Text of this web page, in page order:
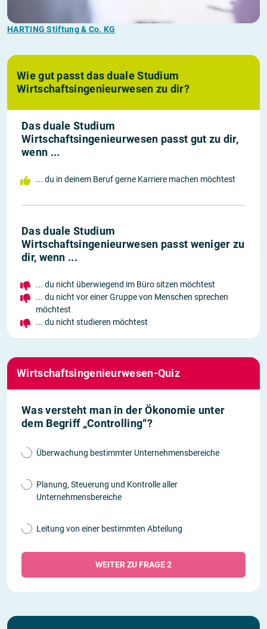
HARTING Stiftung & Co. KG
Wie gut passt das duale Studium
Wirtschaftsingenieurwesen zu dir?
Das duale Studium
Wirtschaftsingenieurwesen passt gut zu dir,
wenn ...
... du in deinem Beruf gerne Karriere machen möchtest
Das duale Studium
Wirtschaftsingenieurwesen passt weniger zu
dir, wenn ...
... du nicht überwiegend im Büro sitzen möchtest
... du nicht vor einer Gruppe von Menschen sprechen
möchtest
... du nicht studieren möchtest
Wirtschaftsingenieurwesen-Quiz
Was versteht man in der Ökonomie unter
dem Begriff „Controlling“?
Überwachung bestimmter Unternehmensbereiche
Planung, Steuerung und Kontrolle aller
Unternehmensbereiche
Leitung von einer bestimmten Abteilung
WEITER ZU FRAGE 2